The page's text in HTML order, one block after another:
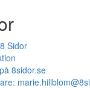
Sidor
8sidor.se